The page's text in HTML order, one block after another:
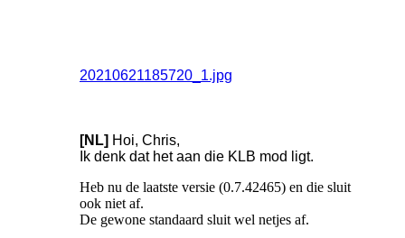
20210621185720_1.jpg
[NL] Hoi, Chris,
Ik denk dat het aan die KLB mod ligt.
Heb nu de laatste versie (0.7.42465) en die sluit
ook niet af.
De gewone standaard sluit wel netjes af.